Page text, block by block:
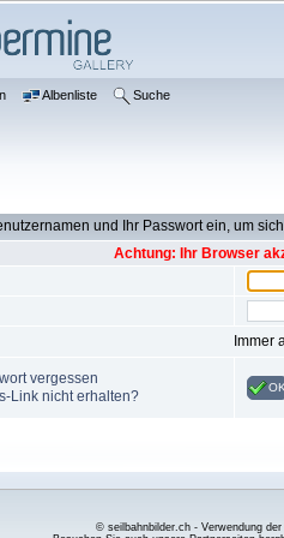
Albenliste Suche
und Ihr Passwort ein, um
Achtung: Ihr Browser
Immer
vergessen
Link nicht erhalten?
© seilbahnbilder.ch - Verwendung